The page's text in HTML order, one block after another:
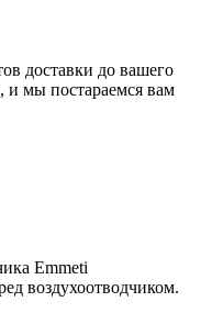
доставки до вашего
и мы постараемся вам
Emmeti
воздухоотводчиком.